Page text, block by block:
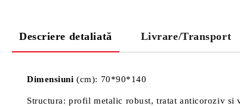
Descriere detaliată Livrare/Transport
Dimensiuni (cm): 70*90*140
Structura: profil metalic robust, tratat anticoroziv si